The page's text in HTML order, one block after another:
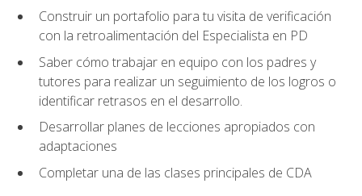
Construir un portafolio para tu visita de verificación
con la retroalimentación del Especialista en PD
Saber cómo trabajar en equipo con los padres y
tutores para realizar un seguimiento de los logros o
identificar retrasos en el desarrollo.
Desarrollar planes de lecciones apropiados con
adaptaciones
Completar una de las clases principales de CDA